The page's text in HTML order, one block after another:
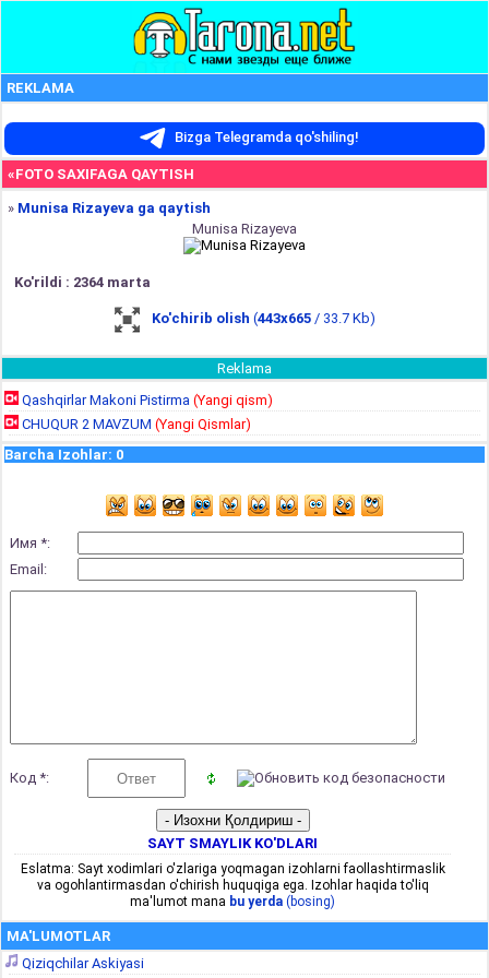
REKLAMA
Bizga Telegramda qo'shiling!
«FOTO SAXIFAGA QAYTISH
» Munisa Rizayeva ga qaytish
Munisa Rizayeva
Ko'rildi : 2364 marta
Ko'chirib olish (443x665/ 33.7 Kb)
Reklama
Qashqirlar Makoni Pistirma (Yangi qism)
CHUQUR 2 MAVZUM (Yangi Qismlar)
Barcha Izohlar: 0
Имя *:
Email:
Код *:
SAYT SMAYLIK KO'DLARI
Eslatma: Sayt xodimlari o'zlariga yoqmagan izohlarni faollashtirmaslik
va ogohlantirmasdan o'chirish huquqiga ega. Izohlar haqida to'liq
ma'lumot mana bu yerda (bosing)
MA'LUMOTLAR
Qiziqchilar Askiyasi